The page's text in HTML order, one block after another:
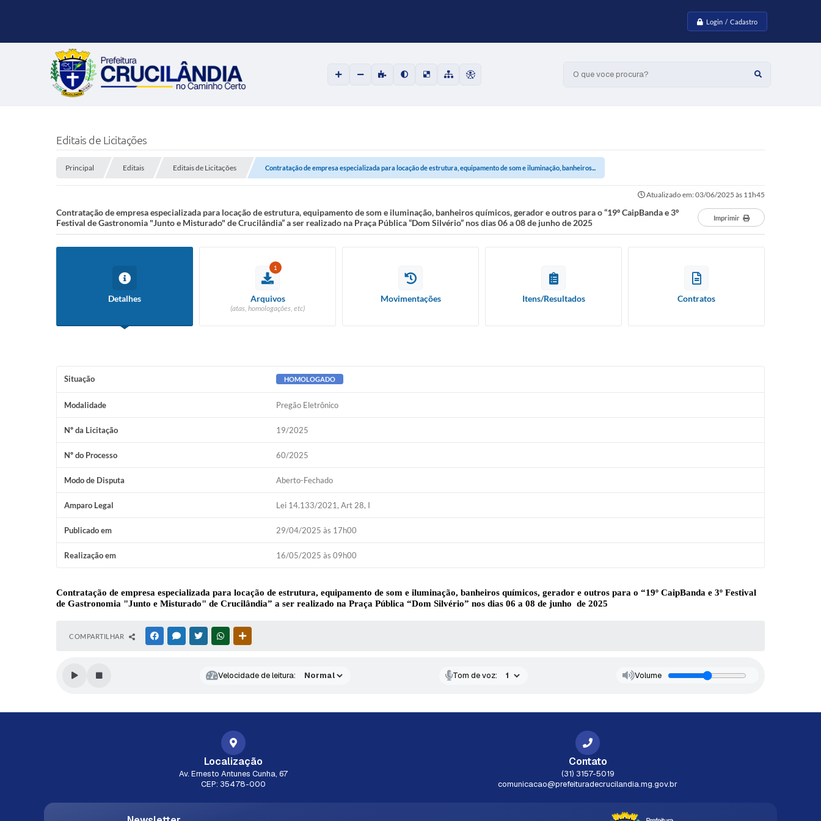
Login / Cadastro
O que voce procura?
Editais de Licitações
Principal Editais Editais de Licitações Contratação de empresa especializada para locação de estrutura, equipamento de som e iluminação, banheiros...
Atualizado em: 03/06/2025 às 11h45
Contratação de empresa especializada para locação de estrutura, equipamento de som e iluminação, banheiros químicos, gerador e outros para o “19º CaipBanda e 3º
Festival de Gastronomia "Junto e Misturado" de Crucilândia” a ser realizado na Praça Pública “Dom Silvério” nos dias 06 a 08 de junho de 2025
Imprimir
Detalhes
1
Arquivos
(atas, homologações, etc)
Movimentações Itens/Resultados Contratos
Situação HOMOLOGADO
Modalidade Pregão Eletrônico
Nº da Licitação 19/2025
Nº do Processo 60/2025
Modo de Disputa Aberto-Fechado
Amparo Legal Lei 14.133/2021, Art 28, I
Publicado em 29/04/2025 às 17h00
Realização em 16/05/2025 às 09h00
Contratação de empresa especializada para locação de estrutura, equipamento de som e iluminação, banheiros químicos, gerador e outros para o “19º CaipBanda e 3º Festival
de Gastronomia "Junto e Misturado" de Crucilândia” a ser realizado na Praça Pública “Dom Silvério” nos dias 06 a 08 de junho de 2025
COMPARTILHAR FACEBOOKMESSENGER
TWITTERWHATSAPP
Velocidade de leitura: Tom de voz: Volume
Localização
Av. Ernesto Antunes Cunha, 67
CEP: 35478-000
Contato
(31) 3157-5019
comunicacao@prefeituradecrucilandia.mg.gov.br